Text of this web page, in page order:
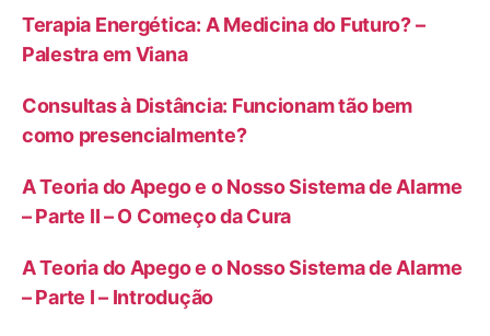
Terapia Energética: A Medicina do Futuro? –
Palestra em Viana
Consultas à Distância: Funcionam tão bem
como presencialmente?
A Teoria do Apego e o Nosso Sistema de Alarme
– Parte II – O Começo da Cura
A Teoria do Apego e o Nosso Sistema de Alarme
– Parte I – Introdução